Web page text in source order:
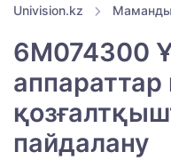
Univision.kz
6M074300
аппараттар
пайдалану